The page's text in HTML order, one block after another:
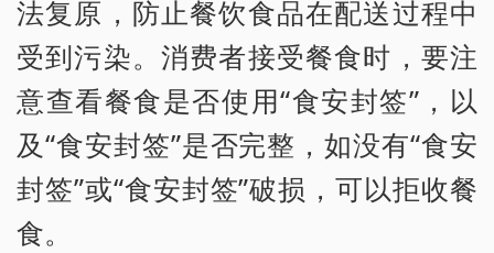
法复原，防止餐饮食品在配送过程中
受到污染。消费者接受餐食时，要注
意查看餐食是否使用“食安封签”，以
及“食安封签”是否完整，如没有“食安
封签”或“食安封签”破损，可以拒收餐
食。